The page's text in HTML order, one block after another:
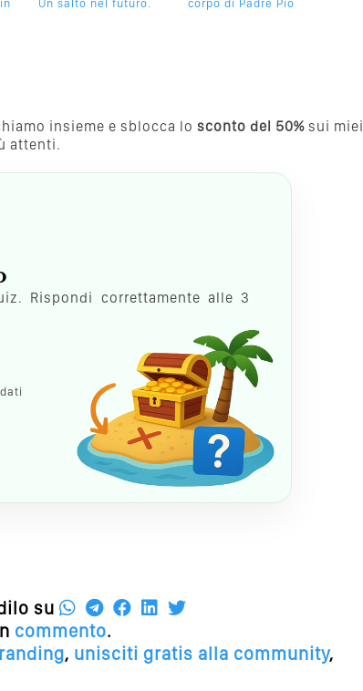
Un salto nel futuro.
corpo di Padre Pio
insieme e sblocca lo sconto del 50%sui miei
attenti.
Rispondi correttamente alle 3
su
commento.
, unisciti gratis alla community,